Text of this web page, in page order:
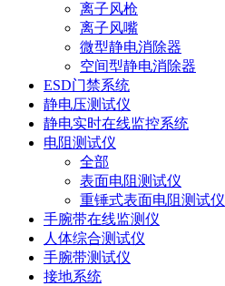
离子风枪
离子风嘴
微型静电消除器
空间型静电消除器
ESD门禁系统
静电压测试仪
静电实时在线监控系统
电阻测试仪
全部
表面电阻测试仪
重锤式表面电阻测试仪
手腕带在线监测仪
人体综合测试仪
手腕带测试仪
接地系统